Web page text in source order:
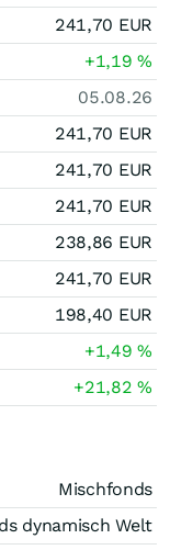
241,70 EUR
+1,19%
05.08.26
241,70 EUR
241,70 EUR
241,70 EUR
238,86 EUR
241,70 EUR
198,40 EUR
+1,49%
+21,82%
Mischfonds
dynamisch Welt